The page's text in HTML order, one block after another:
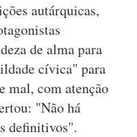
autárquicas,
de alma para
cívica" para
mal, com atenção
"Não há
definitivos".